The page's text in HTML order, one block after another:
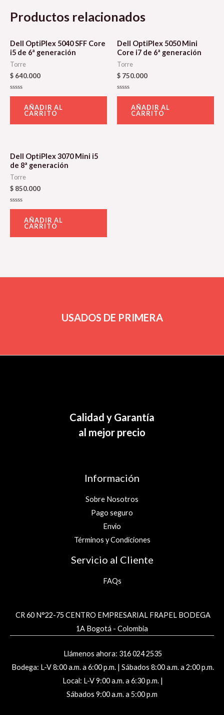
Productos relacionados
Dell OptiPlex 5040 SFF Core
i5 de 6ª generación
Torre
$ 640.000
Valorado
AÑADIR AL
CARRITO
Dell OptiPlex 5050 Mini
Core i7 de 6ª generación
Torre
$ 750.000
Valorado
AÑADIR AL
CARRITO
Dell OptiPlex 3070 Mini i5
de 8ª generación
Torre
$ 850.000
Valorado
AÑADIR AL
CARRITO
USADOS DE PRIMERA
Calidad y Garantía
al mejor precio
Información
Sobre Nosotros
Pago seguro
Envio
Términos y Condiciones
Servicio al Cliente
FAQs
CR 60 N°22-75 CENTRO EMPRESARIAL FRAPEL BODEGA
1A Bogotá - Colombia
Llámenos ahora: 316 024 2535
Bodega: L-V 8:00 a.m. a 6:00 p.m. | Sábados 8:00 a.m. a 2:00 p.m.
Local: L-V 9:00 a.m. a 6:30 p.m. |
Sábados 9:00 a.m. a 5:00 p.m